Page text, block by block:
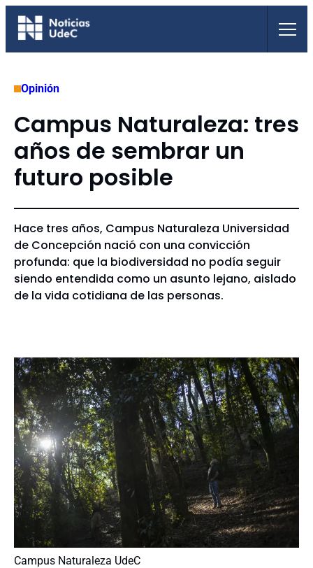
Saltar
Opinión
Campus Naturaleza: tres
años de sembrar un
futuro posible
Hace tres años, Campus Naturaleza Universidad
de Concepción nació con una convicción
profunda: que la biodiversidad no podía seguir
siendo entendida como un asunto lejano, aislado
de la vida cotidiana de las personas.
Campus Naturaleza UdeC